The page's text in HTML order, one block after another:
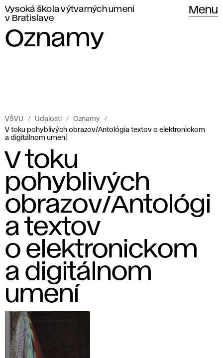
Vysoká škola výtvarných umení
v Bratislave
Menu
Oznamy
VŠVU Udalosti
Oznamy
V toku pohyblivých obrazov/Antológia textov o elektronickom
a digitálnom umení
V toku
pohyblivých
obrazov/Antológi
a textov
o elektronickom
a digitálnom
umení